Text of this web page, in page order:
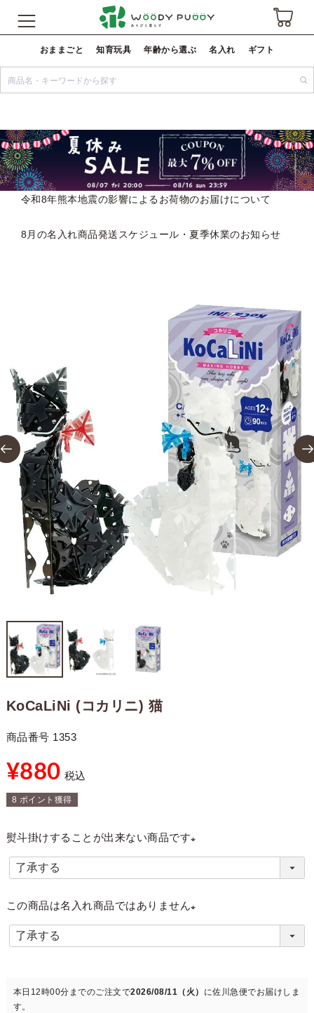
おままごと 知育玩具 年齢から選ぶ 名入れ ギフト
令和8年熊本地震の影響によるお荷物のお届けについて
8月の名入れ商品発送スケジュール・夏季休業のお知らせ
KoCaLiNi (コカリニ) 猫
商品番号 1353
¥880 税込
8 ポイント獲得
熨斗掛けすることが出来ない商品です
必
この商品は名入れ商品ではありません
必
)
本日 12時00分 までのご注文で2026/08/11（火） に佐川急便でお届けしま
す。